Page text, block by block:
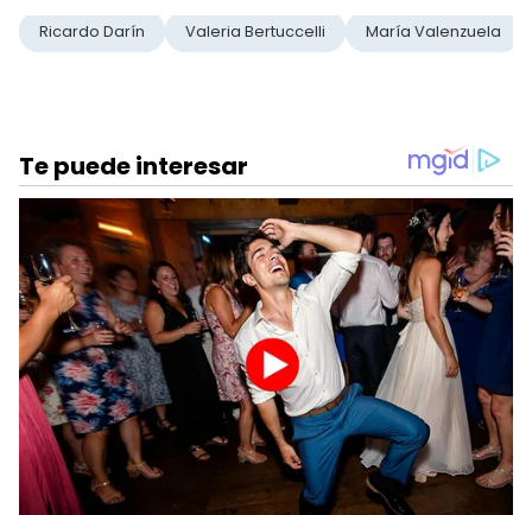
Ricardo Darín Valeria Bertuccelli María Valenzuela